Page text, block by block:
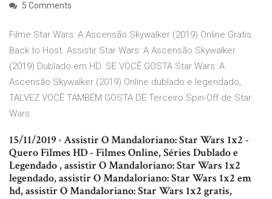
5 Comments
Filme Star Wars: A Ascensão Skywalker (2019) Online Gratis.
Back to Host. Assistir Star Wars: A Ascensão Skywalker
(2019) Dublado em HD. SE VOCÊ GOSTA Star Wars: A
Ascensão Skywalker (2019) Online dublado e legendado,
TALVEZ VOCÊ TAMBÉM GOSTA DE Terceiro Spin-Off de Star
Wars
15/11/2019 · Assistir O Mandaloriano: Star Wars 1x2 -
Quero Filmes HD - Filmes Online, Séries Dublado e
Legendado , assistir O Mandaloriano: Star Wars 1x2
legendado, assistir O Mandaloriano: Star Wars 1x2 em
hd, assistir O Mandaloriano: Star Wars 1x2 gratis,